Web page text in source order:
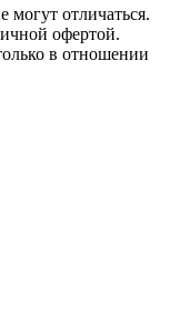
отличаться.
офертой.
в отношении